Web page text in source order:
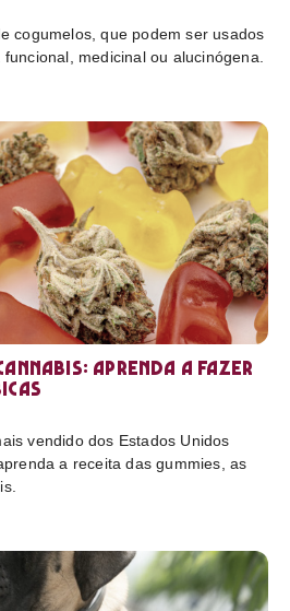
cogumelos, que podem ser usados
medicinal ou alucinógena.
aprenda a fazer
vendido dos Estados Unidos
a receita das gummies, as